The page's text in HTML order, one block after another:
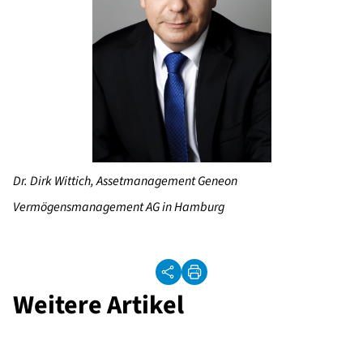
Dr. Dirk Wittich, Assetmanagement Geneon
Vermögensmanagement AG in Hamburg
Weitere Artikel